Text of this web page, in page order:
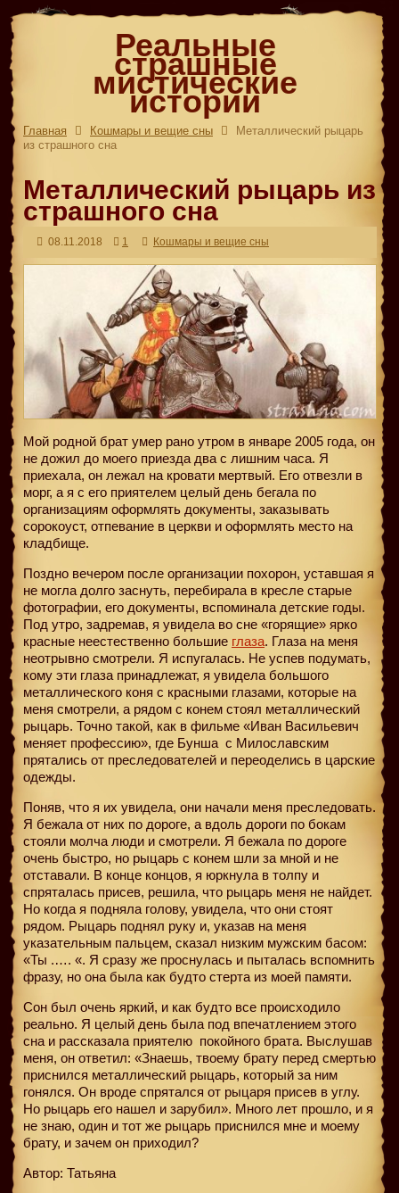
Реальные
страшные
мистические
истории
Главная Кошмары и вещие сны
Металлический рыцарь
из страшного сна
Металлический рыцарь из
страшного сна
08.11.2018 1 Кошмары и вещие сны
Мой родной брат умер рано утром в январе 2005 года, он
не дожил до моего приезда два с лишним часа. Я
приехала, он лежал на кровати мертвый. Его отвезли в
морг, а я с его приятелем целый день бегала по
организациям оформлять документы, заказывать
сорокоуст, отпевание в церкви и оформлять место на
кладбище.
Поздно вечером после организации похорон, уставшая я
не могла долго заснуть, перебирала в кресле старые
фотографии, его документы, вспоминала детские годы.
Под утро, задремав, я увидела во сне «горящие» ярко
красные неестественно большие глаза. Глаза на меня
неотрывно смотрели. Я испугалась. Не успев подумать,
кому эти глаза принадлежат, я увидела большого
металлического коня с красными глазами, которые на
меня смотрели, а рядом с конем стоял металлический
рыцарь. Точно такой, как в фильме «Иван Васильевич
меняет профессию», где Бунша с Милославским
прятались от преследователей и переоделись в царские
одежды.
Поняв, что я их увидела, они начали меня преследовать.
Я бежала от них по дороге, а вдоль дороги по бокам
стояли молча люди и смотрели. Я бежала по дороге
очень быстро, но рыцарь с конем шли за мной и не
отставали. В конце концов, я юркнула в толпу и
спряталась присев, решила, что рыцарь меня не найдет.
Но когда я подняла голову, увидела, что они стоят
рядом. Рыцарь поднял руку и, указав на меня
указательным пальцем, сказал низким мужским басом:
«Ты .…. «. Я сразу же проснулась и пыталась вспомнить
фразу, но она была как будто стерта из моей памяти.
Сон был очень яркий, и как будто все происходило
реально. Я целый день была под впечатлением этого
сна и рассказала приятелю покойного брата. Выслушав
меня, он ответил: «Знаешь, твоему брату перед смертью
приснился металлический рыцарь, который за ним
гонялся. Он вроде спрятался от рыцаря присев в углу.
Но рыцарь его нашел и зарубил». Много лет прошло, и я
не знаю, один и тот же рыцарь приснился мне и моему
брату, и зачем он приходил?
Автор: Татьяна